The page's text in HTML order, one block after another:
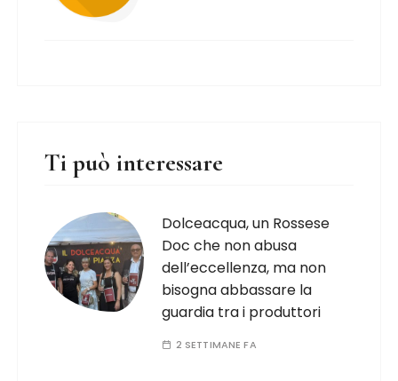
Ti può interessare
Dolceacqua, un Rossese
Doc che non abusa
dell’eccellenza, ma non
bisogna abbassare la
guardia tra i produttori
2 SETTIMANE FA